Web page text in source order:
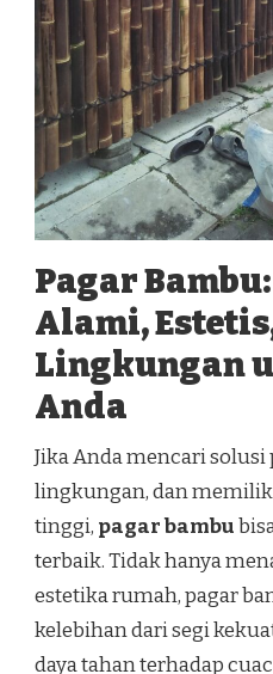
Pagar
Alami,
Lingkungan
Anda
Jika Anda mencari
lingkungan, dan
tinggi, pagar bambu
terbaik. Tidak hanya
estetika rumah, pagar
kelebihan dari segi
daya tahan terhadap